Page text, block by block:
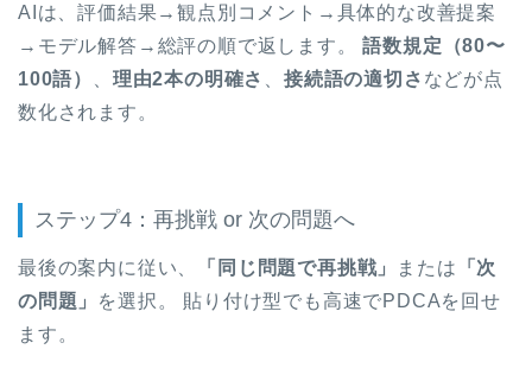
AIは、評価結果→観点別コメント→具体的な改善提案
→モデル解答→総評の順で返します。語数規定（80〜
100語）
理由2本の明確さ 、接続語の適切さ などが点
数化されます。
ステップ4：再挑戦 or 次の問題へ
最後の案内に従い、 「同じ問題で再挑戦」 または 「次
の問題」
を選択。 貼り付け型でも高速でPDCAを回せ
ます。